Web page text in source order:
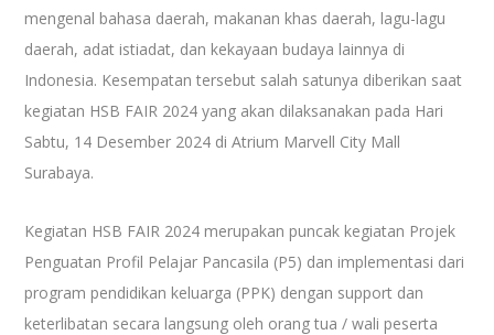
mengenal bahasa daerah, makanan khas daerah, lagu-lagu
daerah, adat istiadat, dan kekayaan budaya lainnya di
Indonesia. Kesempatan tersebut salah satunya diberikan saat
kegiatan HSB FAIR 2024 yang akan dilaksanakan pada Hari
Sabtu, 14 Desember 2024 di Atrium Marvell City Mall
Surabaya.
Kegiatan HSB FAIR 2024 merupakan puncak kegiatan Projek
Penguatan Profil Pelajar Pancasila (P5) dan implementasi dari
program pendidikan keluarga (PPK) dengan support dan
keterlibatan secara langsung oleh orang tua / wali peserta